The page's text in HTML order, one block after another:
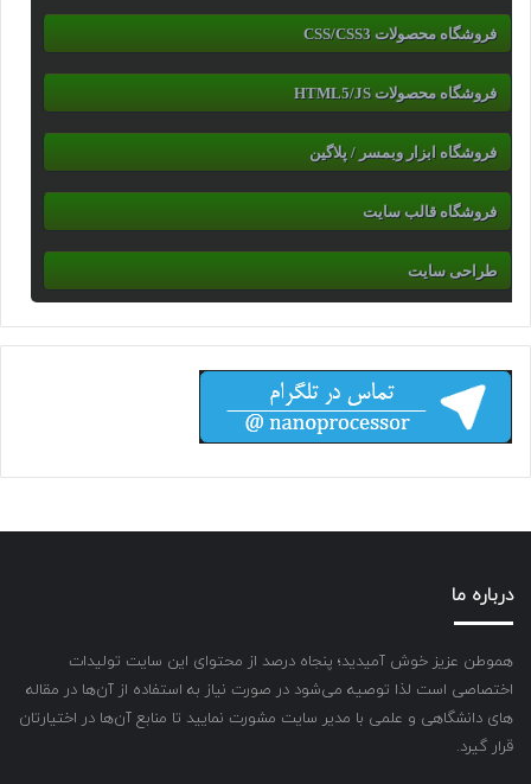
فروشگاه محصولات CSS/CSS3
فروشگاه محصولات HTML5/JS
فروشگاه ابزار وبمسر / پلاگین
فروشگاه قالب سایت
طراحی سایت
درباره ما
هموطن عزیز خوش آمیدید؛ پنجاه درصد از محتوای این سایت تولیدات
اختصاصی است لذا توصیه می‌شود در صورت نیاز به استفاده از آن‌ها در مقاله
های دانشگاهی و علمی با مدیر سایت مشورت نمایید تا منابع آن‌ها در اختیارتان
قرار گیرد.